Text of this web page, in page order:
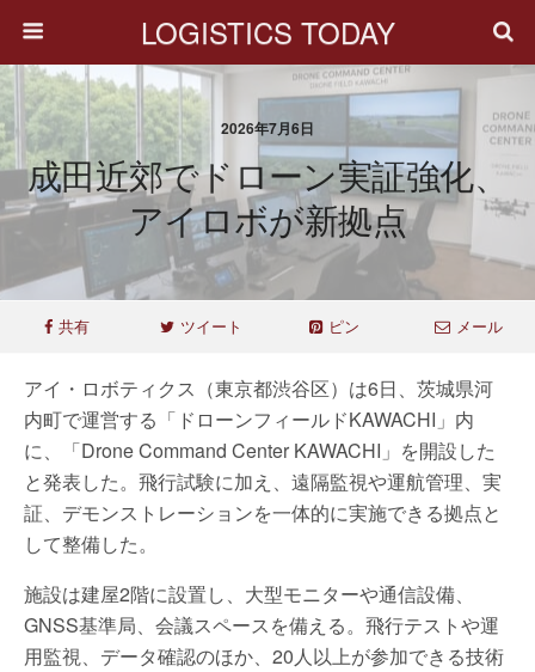
LOGISTICS TODAY
2026年7月6日
成田近郊でドローン実証強化、
アイロボが新拠点
共有 ツイート ピン メール
アイ・ロボティクス（東京都渋谷区）は6日、茨城県河
内町で運営する「ドローンフィールドKAWACHI」内
に、「Drone Command Center KAWACHI」を開設した
と発表した。飛行試験に加え、遠隔監視や運航管理、実
証、デモンストレーションを一体的に実施できる拠点と
して整備した。
施設は建屋2階に設置し、大型モニターや通信設備、
GNSS基準局、会議スペースを備える。飛行テストや運
用監視、データ確認のほか、20人以上が参加できる技術